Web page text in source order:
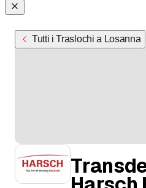
Tutti i Traslochi a Losanna